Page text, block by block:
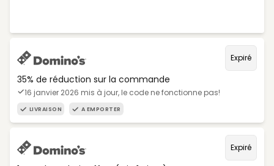
Expiré
35% de réduction sur la commande
16 janvier 2026 mis à jour, le code ne fonctionne pas!
LIVRAISON A EMPORTER
Expiré